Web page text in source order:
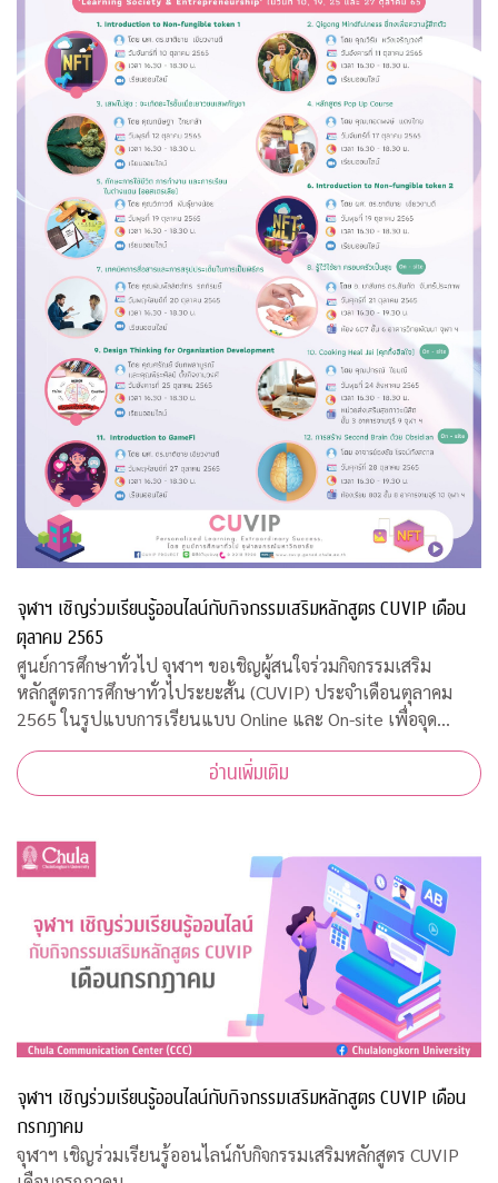
จุฬาฯ เชิญร่วมเรียนรู้ออนไลน์กับกิจกรรมเสริมหลักสูตร CUVIP เดือน
ตุลาคม 2565
ศูนย์การศึกษาทั่วไป จุฬาฯ ขอเชิญผู้สนใจร่วมกิจกรรมเสริม
หลักสูตรการศึกษาทั่วไประยะสั้น (CUVIP) ประจำเดือนตุลาคม
2565 ในรูปแบบการเรียนแบบ Online และ On-site เพื่อจุด
ประกายการเรียนรู้อย่างสร้างสรรค์ เสริมสร้างแรงบันดาลใจในการ
พัฒนาตนเอง เตรียมพร้อมสู่โลกการทำ
อ่านเพิ่มเติม
จุฬาฯ เชิญร่วมเรียนรู้ออนไลน์กับกิจกรรมเสริมหลักสูตร CUVIP เดือน
กรกฎาคม
จุฬาฯ เชิญร่วมเรียนรู้ออนไลน์กับกิจกรรมเสริมหลักสูตร CUVIP